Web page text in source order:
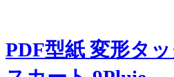
PDF型紙 変形タ